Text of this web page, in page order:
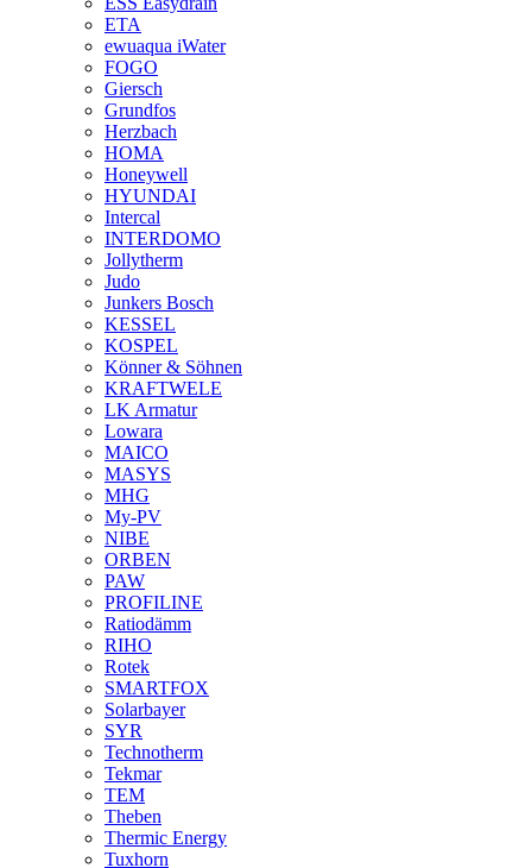
ETA
ewuaqua iWater
FOGO
Giersch
Grundfos
Herzbach
HOMA
Honeywell
HYUNDAI
Intercal
INTERDOMO
Jollytherm
Judo
Junkers Bosch
KESSEL
KOSPEL
Könner & Söhnen
KRAFTWELE
LK Armatur
Lowara
MAICO
MASYS
MHG
My-PV
NIBE
ORBEN
PAW
PROFILINE
Ratiodämm
RIHO
Rotek
SMARTFOX
Solarbayer
SYR
Technotherm
Tekmar
TEM
Theben
Thermic Energy
Tuxhorn